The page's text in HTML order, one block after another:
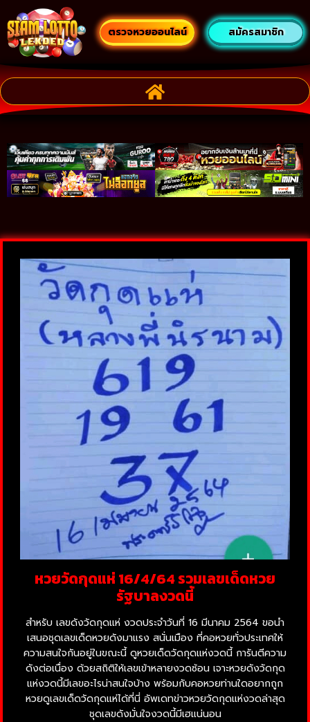
ตรวจหวยออนไลน์ สมัครสมาชิก
หวยวัดกุดแห่ 16/4/64 รวมเลขเด็ดหวย
รัฐบาลงวดนี้
สำหรับ เลขดังวัดกุดแห่ งวดประจำวันที่ 16 มีนาคม 2564 ขอนำ
เสนอชุดเลขเด็ดหวยดังมาแรง สนั่นเมือง ที่คอหวยทั่วประเทศให้
ความสนใจกันอยู่ในขณะนี้ ดูหวยเด็ดวัดกุดแห่งวดนี้ การันตีความ
ดังต่อเนื่อง ด้วยสถิติให้เลขเข้าหลายงวดซ้อน เจาะหวยดังวัดกุด
แห่งวดนี้มีเลขอะไรน่าสนใจบ้าง พร้อมกับคอหวยท่านใดอยากถูก
หวยดูเลขเด็ดวัดกุดแห่ได้ที่นี่ อัพเดทข่าวหวยวัดกุดแห่งวดล่าสุด
ชุดเลขดังมั่นใจงวดนี้มีเฮแน่นอน